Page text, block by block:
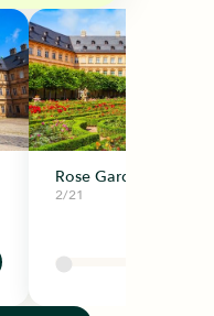
Rose Garden
2/21